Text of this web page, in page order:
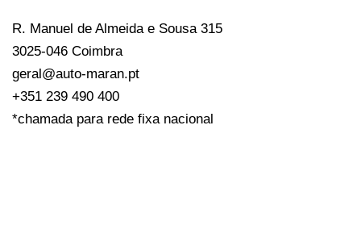
R. Manuel de Almeida e Sousa 315
3025-046 Coimbra
geral@auto-maran.pt
+351 239 490 400
*chamada para rede fixa nacional